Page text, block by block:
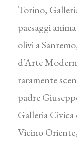
Torino,
paesaggi
olivi a
d’Arte
raramente
padre
Galleria
Vicino